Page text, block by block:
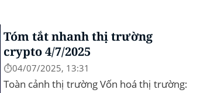
Tóm tắt nhanh thị trường
crypto 4/7/2025
⏱️04/07/2025, 13:31
Toàn cảnh thị trường Vốn hoá thị trường: